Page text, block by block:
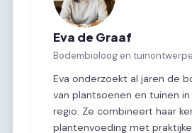
Eva de Graaf
Bodembioloog en
Eva onderzoekt al jaren de
van plantsoenen en tuinen
regio. Ze combineert haar
plantenvoeding met